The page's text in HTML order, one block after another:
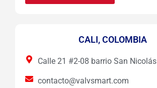
CALI, COLOMBIA
Calle 21 #2-08 barrio San Nicolás
contacto@valvsmart.com